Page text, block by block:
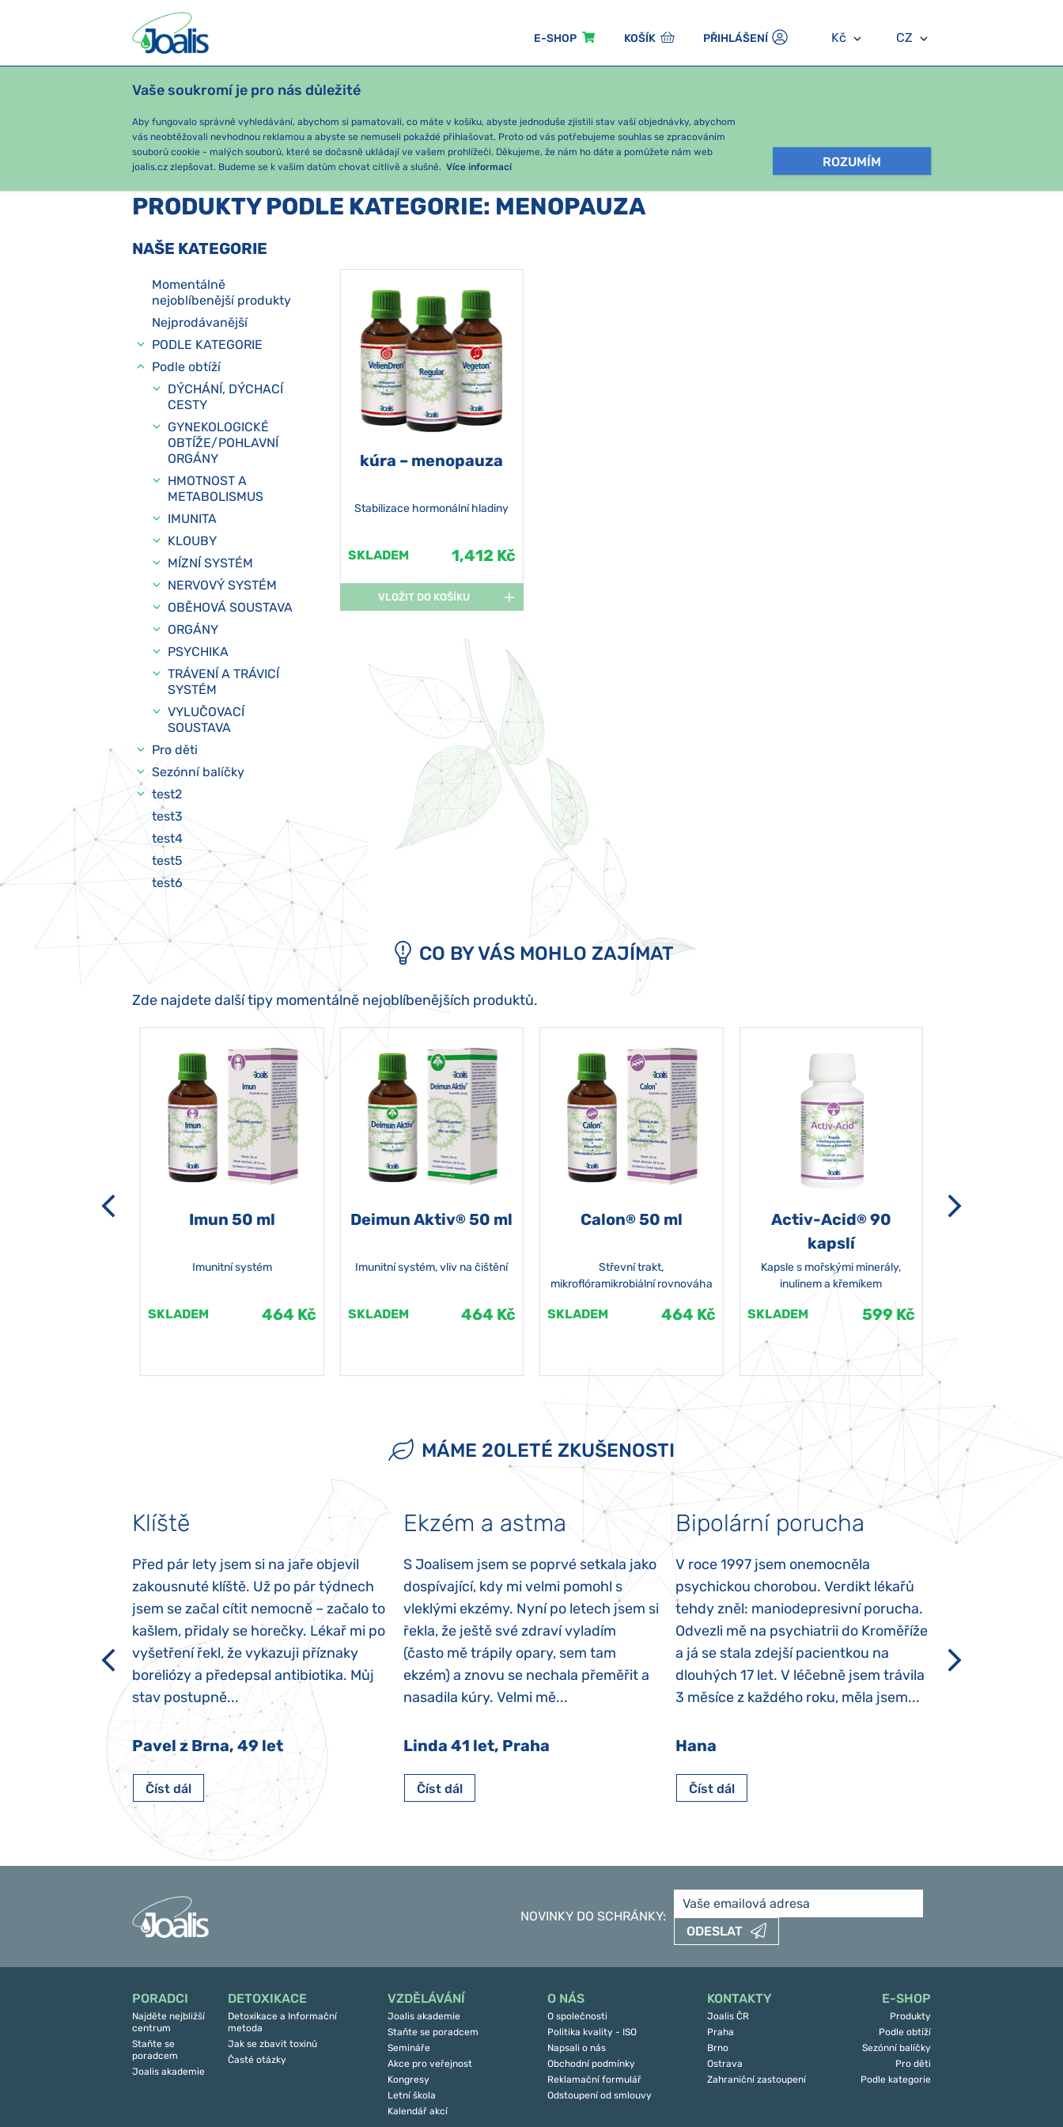
E-SHOP KOŠÍK PŘIHLÁŠENÍ Kč CZ
Vaše soukromí je pro nás důležité
Aby fungovalo správně vyhledávání, abychom si pamatovali, co máte v košíku, abyste jednoduše zjistili stav vaší objednávky, abychom
vás neobtěžovali nevhodnou reklamou a abyste se nemuseli pokaždé přihlašovat. Proto od vás potřebujeme souhlas se zpracováním
souborů cookie - malých souborů, které se dočasně ukládají ve vašem prohlížeči. Děkujeme, že nám ho dáte a pomůžete nám web
joalis.cz zlepšovat. Budeme se k vašim datům chovat citlivě a slušně. Více informací ROZUMÍM
PRODUKTY PODLE OBTÍŽÍ SEZÓNNÍ BALÍČKY
PRODUKTY PODLE KATEGORIE: MENOPAUZA
NAŠE KATEGORIE
Momentálně
nejoblíbenější produkty
Nejprodávanější
PODLE KATEGORIE
Podle obtíží
DÝCHÁNÍ, DÝCHACÍ
CESTY
GYNEKOLOGICKÉ
OBTÍŽE/POHLAVNÍ
ORGÁNY
HMOTNOST A
METABOLISMUS
IMUNITA
KLOUBY
MÍZNÍ SYSTÉM
NERVOVÝ SYSTÉM
OBĚHOVÁ SOUSTAVA
ORGÁNY
PSYCHIKA
TRÁVENÍ A TRÁVICÍ
SYSTÉM
VYLUČOVACÍ
SOUSTAVA
Pro děti
Sezónní balíčky
test2
test3
test4
test5
test6
kúra – menopauza
Stabilizace hormonální hladiny
SKLADEM 1,412 Kč
VLOŽIT DO KOŠÍKU
CO BY VÁS MOHLO ZAJÍMAT
Zde najdete další tipy momentálně nejoblíbenějších produktů.
Imun 50 ml
Imunitní systém
SKLADEM 464 Kč
Deimun Aktiv® 50 ml
Imunitní systém, vliv na čištění
SKLADEM 464 Kč
Calon®50 ml
Střevní trakt,
mikroflóramikrobiální rovnováha
SKLADEM 464 Kč
Activ-Acid®90
kapslí
Kapsle s mořskými minerály,
inulinem a křemíkem
SKLADEM 599 Kč
MÁME 20LETÉ ZKUŠENOSTI
Klíště
Před pár lety jsem si na jaře objevil
zakousnuté klíště. Už po pár týdnech
jsem se začal cítit nemocně – začalo to
kašlem, přidaly se horečky. Lékař mi po
vyšetření řekl, že vykazuji příznaky
boreliózy a předepsal antibiotika. Můj
stav postupně...
Pavel z Brna, 49 let
Číst dál
Ekzém a astma
S Joalisem jsem se poprvé setkala jako
dospívající, kdy mi velmi pomohl s
vleklými ekzémy. Nyní po letech jsem si
řekla, že ještě své zdraví vyladím
(často mě trápily opary, sem tam
ekzém) a znovu se nechala přeměřit a
nasadila kúry. Velmi mě...
Linda 41 let, Praha
Číst dál
Bipolární porucha
V roce 1997 jsem onemocněla
psychickou chorobou. Verdikt lékařů
tehdy zněl: maniodepresivní porucha.
Odvezli mě na psychiatrii do Kroměříže
a já se stala zdejší pacientkou na
dlouhých 17 let. V léčebně jsem trávila
3 měsíce z každého roku, měla jsem...
Hana
Číst dál
Autismus
který je u
Po půl roce
NOVINKY DO SCHRÁNKY:
ODESLAT
PORADCI
Najděte nejbližší
centrum
Staňte se
poradcem
Joalis akademie
DETOXIKACE
Detoxikace a Informační
metoda
Jak se zbavit toxinů
Časté otázky
VZDĚLÁVÁNÍ
Joalis akademie
Staňte se poradcem
Semináře
Akce pro veřejnost
Kongresy
Letní škola
Kalendář akcí
O NÁS
O společnosti
Politika kvality - ISO
Napsali o nás
Obchodní podmínky
Reklamační formulář
Odstoupení od smlouvy
KONTAKTY
Joalis ČR
Praha
Brno
Ostrava
Zahraniční zastoupení
E-SHOP
Produkty
Podle obtíží
Sezónní balíčky
Pro děti
Podle kategorie